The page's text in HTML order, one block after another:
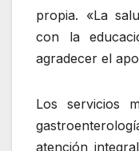
propia. «La
con la
agradecer el
Los servicios
atención